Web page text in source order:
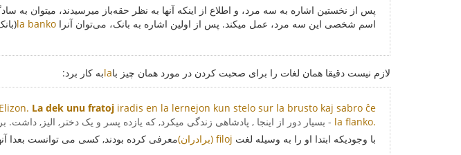
پس از نخستین اشاره به سه مرد، و اطلاع از اینکه آنها به نظر حقه‌باز میرسیدند، میتوان به
اسم شخصی این سه مرد، عمل میکند. پس از اولین اشاره به بانک، می‌توان آنرا la banko
لازم نیست دقیقا همان لغات را برای صحبت کردن در مورد همان چیز باlaبه کار برد:
La dek unu fratoj iradis en la lernejon kun stelo sur la brusto kaj sabro ĉe
la flanko. - بسیار دور از اینجا , پادشاهی زندگی میکرد, که یازده پسر و یک دختر, الیز,
با وجودیکه ابتدا او را به وسیله لغت (برادران) filoj معرفی کرده بودند, کسی می توانست بعدا